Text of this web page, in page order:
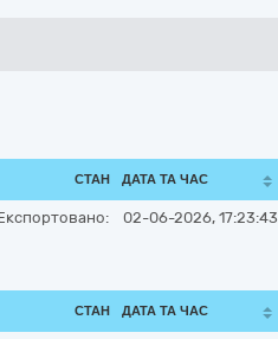
СТАН ДАТА ТА ЧАС
02-06-2026, 17:23:43
СТАН ДАТА ТА ЧАС